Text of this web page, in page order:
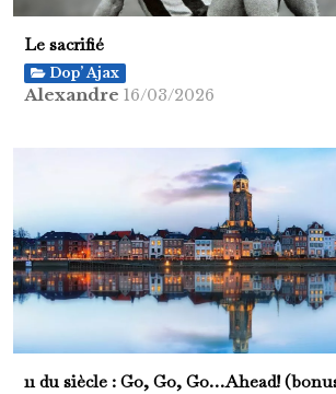
Le sacrifié
Dop’ Ajax
Alexandre 16/03/2026
11 du siècle : Go, Go, Go…Ahead!